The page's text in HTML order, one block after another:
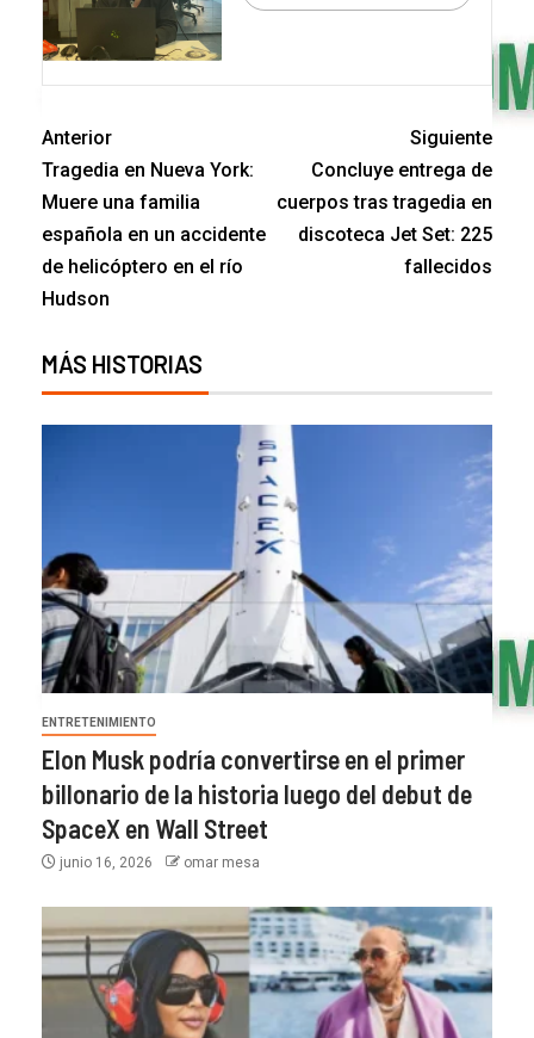
Anterior
Tragedia en Nueva York:
Muere una familia
española en un accidente
de helicóptero en el río
Hudson
Siguiente
Concluye entrega de
cuerpos tras tragedia en
discoteca Jet Set: 225
fallecidos
MÁS HISTORIAS
ENTRETENIMIENTO
Elon Musk podría convertirse en el primer
billonario de la historia luego del debut de
SpaceX en Wall Street
junio 16, 2026 omar mesa